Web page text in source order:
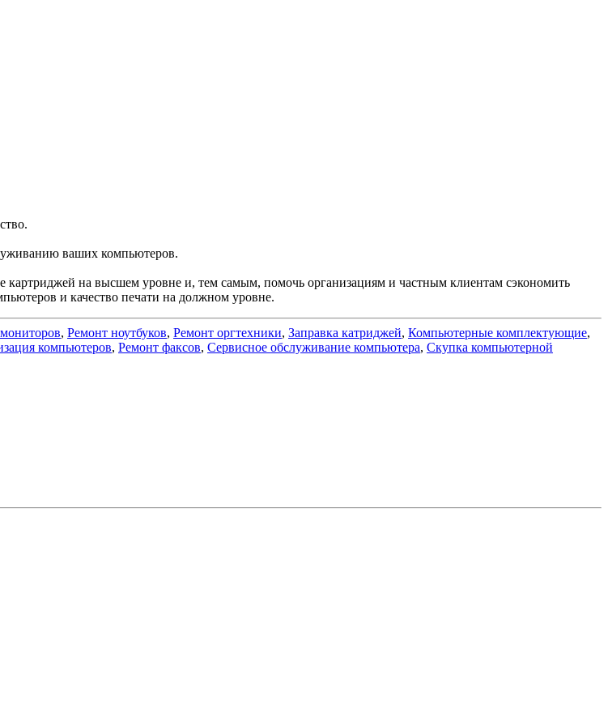
ваших компьютеров.
картриджей на высшем уровне и, тем самым, помочь организациям и частным клиентам сэкономить
и качество печати на должном уровне.
, Ремонт ноутбуков, Ремонт оргтехники, Заправка катриджей, Компьютерные комплектующие,
компьютеров, Ремонт факсов, Сервисное обслуживание компьютера, Скупка компьютерной